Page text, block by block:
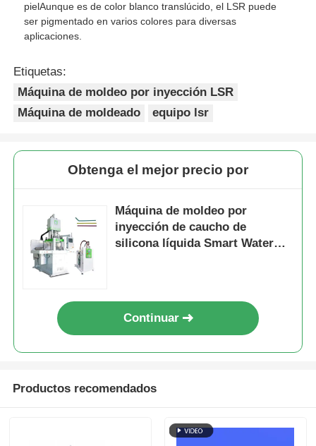
pielAunque es de color blanco translúcido, el LSR puede
ser pigmentado en varios colores para diversas
aplicaciones.
Etiquetas:
Máquina de moldeo por inyección LSR
Máquina de moldeado
equipo lsr
Obtenga el mejor precio por
Máquina de moldeo por
inyección de caucho de
silicona líquida Smart Water
Continuar
Productos recomendados